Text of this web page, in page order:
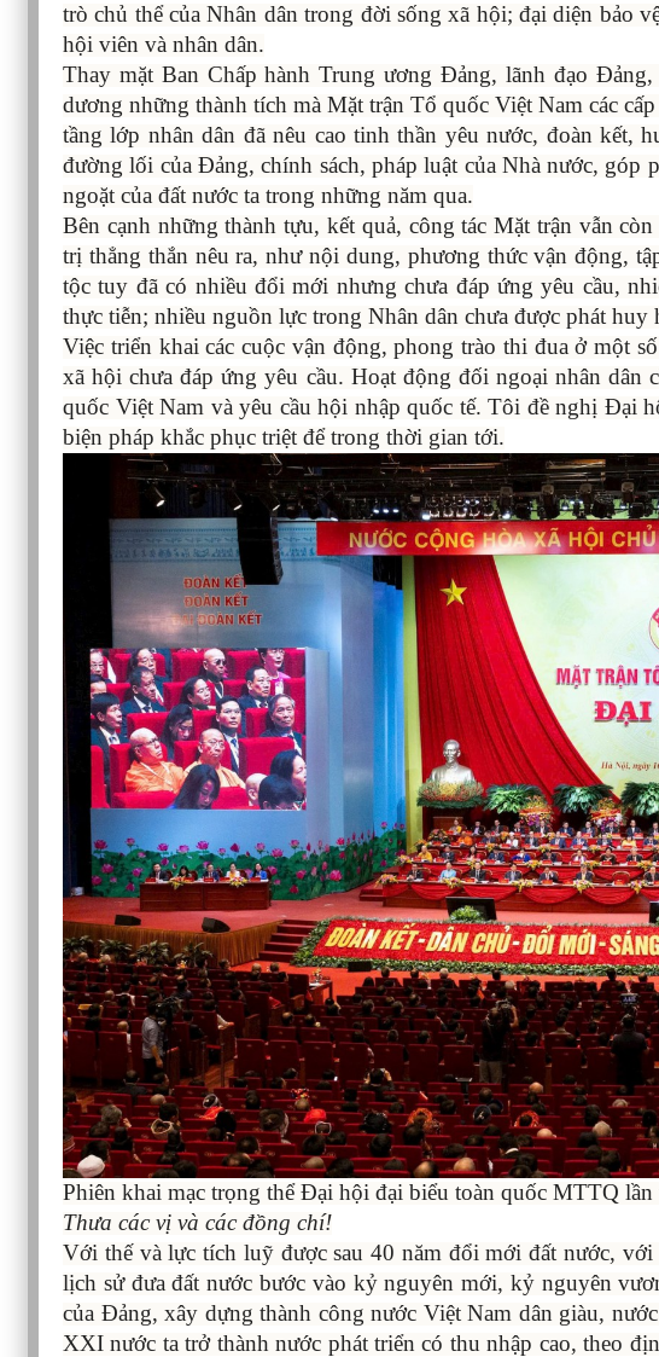
trò chủ thể của Nhân dân trong đời sống xã hội; đại diện bảo
hội viên và nhân dân.
Thay mặt Ban Chấp hành Trung ương Đảng, lãnh đạo
dương những thành tích mà Mặt trận Tổ quốc Việt Nam các
tầng lớp nhân dân đã nêu cao tinh thần yêu nước, đoàn kết,
đường lối của Đảng, chính sách, pháp luật của Nhà nước,
ngoặt của đất nước ta trong những năm qua.
Bên cạnh những thành tựu, kết quả, công tác Mặt trận vẫn
trị thẳng thắn nêu ra, như nội dung, phương thức vận động,
tộc tuy đã có nhiều đổi mới nhưng chưa đáp ứng yêu cầu,
thực tiễn; nhiều nguồn lực trong Nhân dân chưa được phát huy
Việc triển khai các cuộc vận động, phong trào thi đua ở một
xã hội chưa đáp ứng yêu cầu. Hoạt động đối ngoại nhân
quốc Việt Nam và yêu cầu hội nhập quốc tế. Tôi đề nghị Đại
biện pháp khắc phục triệt để trong thời gian tới.
Phiên khai mạc trọng thể Đại hội đại biểu toàn quốc MTTQ
Thưa các vị và các đồng chí!
Với thế và lực tích luỹ được sau 40 năm đổi mới đất nước,
lịch sử đưa đất nước bước vào kỷ nguyên mới, kỷ nguyên
của Đảng, xây dựng thành công nước Việt Nam dân giàu,
XXI nước ta trở thành nước phát triển có thu nhập cao, theo